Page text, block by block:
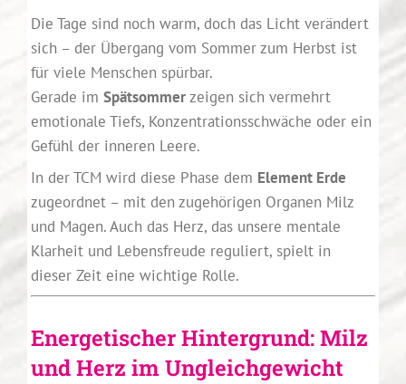
Die Tage sind noch warm, doch das Licht verändert
sich – der Übergang vom Sommer zum Herbst ist
für viele Menschen spürbar.
Gerade im Spätsommerzeigen sich vermehrt
emotionale Tiefs, Konzentrationsschwäche oder ein
Gefühl der inneren Leere.
In der TCM wird diese Phase dem Element Erde
zugeordnet – mit den zugehörigen Organen Milz
und Magen. Auch das Herz, das unsere mentale
Klarheit und Lebensfreude reguliert, spielt in
dieser Zeit eine wichtige Rolle.
Energetischer Hintergrund: Milz
und Herz im Ungleichgewicht